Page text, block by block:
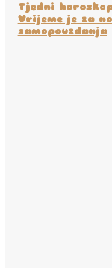
Tjedni
Vrijeme je za
samopouzdanja